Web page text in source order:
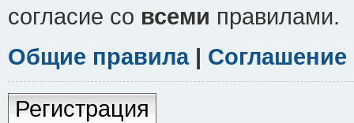
согласие со всеми правилами.
Общие правила|
Регистрация